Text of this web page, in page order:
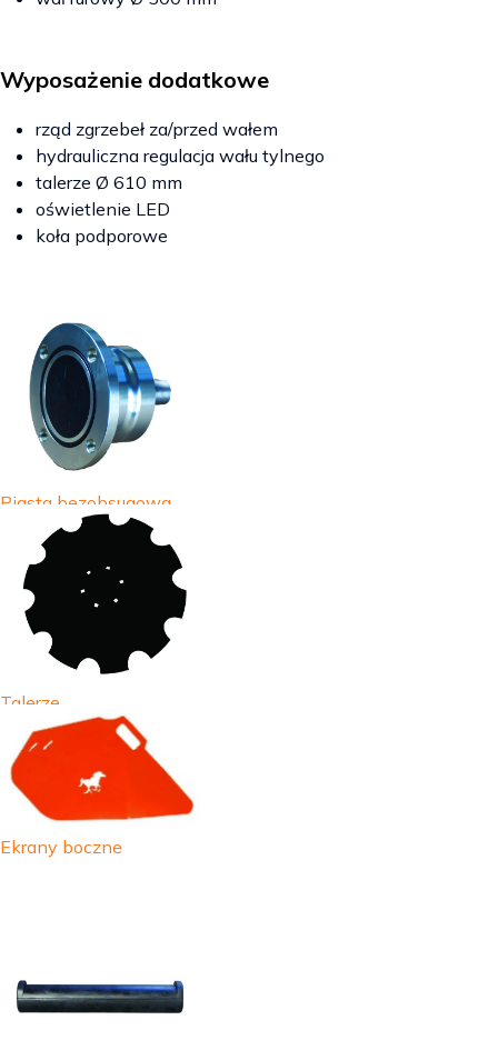
Wyposażenie dodatkowe
rząd zgrzebeł za/przed wałem
hydrauliczna regulacja wału tylnego
talerze Ø 610 mm
oświetlenie LED
koła podporowe
Piasta bezobsugowa
Talerze
Ekrany boczne